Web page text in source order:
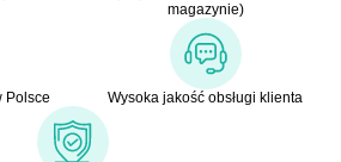
magazynie)
Polsce Wysoka jakość obsługi klienta